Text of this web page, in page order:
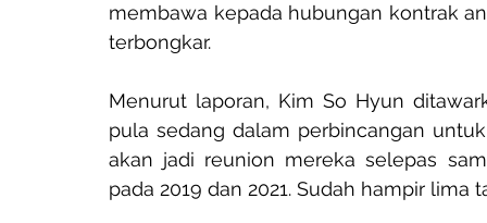
membawa kepada hubungan kontrak
terbongkar.
Menurut laporan, Kim So Hyun
pula sedang dalam perbincangan
akan jadi reunion mereka selepas
pada 2019 dan 2021. Sudah hampir lima